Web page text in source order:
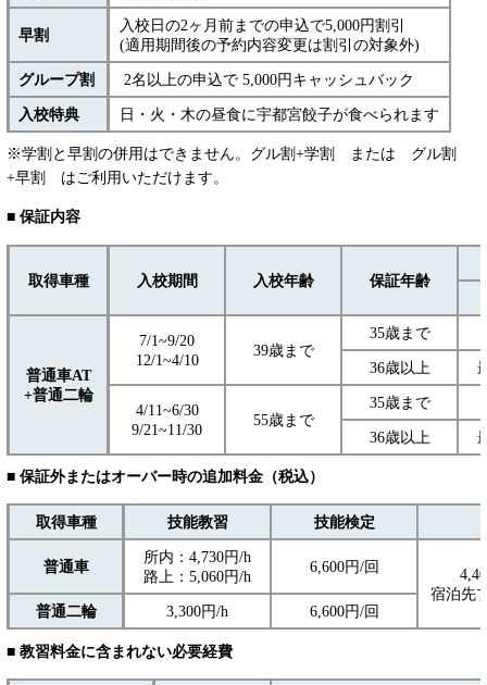
早割
入校日の2ヶ月前までの申込で5,000円割引
(適用期間後の予約内容変更は割引の対象外)
グループ割
2名以上の申込で 5,000円キャッシュバック
入校特典
日・火・木の昼食に宇都宮餃子が食べられます
※学割と早割の併用はできません。グル割+学割 または グル割
+早割 はご利用いただけます。
■ 保証内容
取得車種 入校期間 入校年齢
保証年齢
普通車AT
+普通二輪
7/1~9/20
12/1~4/10
39歳まで
35歳まで
36歳以上
4/11~6/30
9/21~11/30
55歳まで
35歳まで
36歳以上
■ 保証外またはオーバー時の追加料金 （税込）
取得車種 技能教習 技能検定
普通車
所内：4,730円/h
路上：5,060円/h
6,600円/回
宿泊先
普通二輪
3,300円/h 6,600円/回
■ 教習料金に含まれない必要経費